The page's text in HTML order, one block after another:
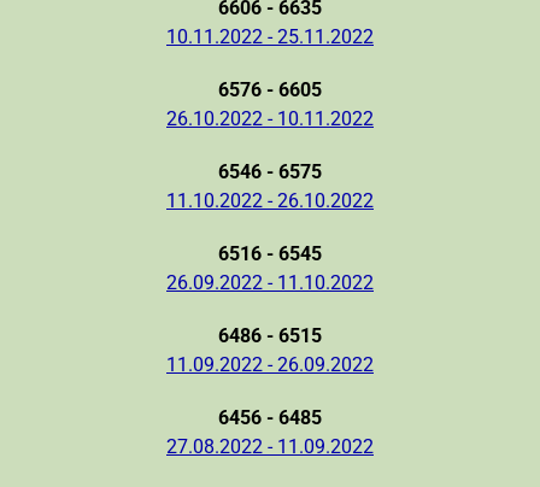
6606 - 6635
10.11.2022 - 25.11.2022
6576 - 6605
26.10.2022 - 10.11.2022
6546 - 6575
11.10.2022 - 26.10.2022
6516 - 6545
26.09.2022 - 11.10.2022
6486 - 6515
11.09.2022 - 26.09.2022
6456 - 6485
27.08.2022 - 11.09.2022